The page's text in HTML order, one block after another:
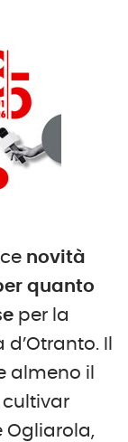
novità
quanto
per la
Il
almeno il
cultivar
Ogliarola,